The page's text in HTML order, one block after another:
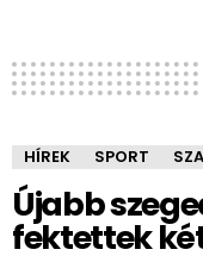
HÍREK SPORT
Újabb
fektettek